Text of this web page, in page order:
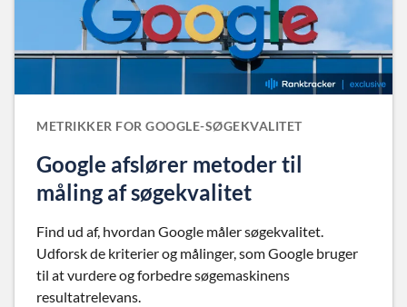
METRIKKER FOR GOOGLE-SØGEKVALITET
Google afslører metoder til
måling af søgekvalitet
Find ud af, hvordan Google måler søgekvalitet.
Udforsk de kriterier og målinger, som Google bruger
til at vurdere og forbedre søgemaskinens
resultatrelevans.